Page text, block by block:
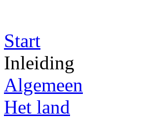
Start
Inleiding
Algemeen
Het land